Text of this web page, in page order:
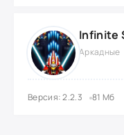
Аркадные
Версия: 2.2.3 81 Мб